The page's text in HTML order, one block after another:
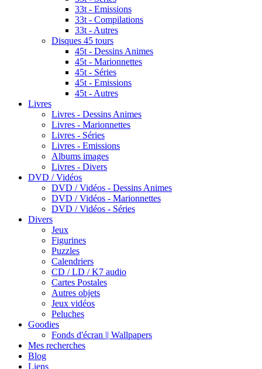
33t - Emissions
33t - Compilations
33t - Autres
Disques 45 tours
45t - Dessins Animes
45t - Marionnettes
45t - Séries
45t - Emissions
45t - Autres
Livres
Livres - Dessins Animes
Livres - Marionnettes
Livres - Séries
Livres - Emissions
Albums images
Livres - Divers
DVD / Vidéos
DVD / Vidéos - Dessins Animes
DVD / Vidéos - Marionnettes
DVD / Vidéos - Séries
Divers
Jeux
Figurines
Puzzles
Calendriers
CD / LD / K7 audio
Cartes Postales
Autres objets
Jeux vidéos
Peluches
Goodies
Fonds d'écran || Wallpapers
Mes recherches
Blog
Liens